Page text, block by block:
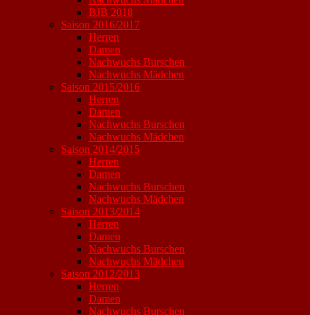
BJB 2018
Saison 2016/2017
Herren
Damen
Nachwuchs Burschen
Nachwuchs Mädchen
Saison 2015/2016
Herren
Damen
Nachwuchs Burschen
Nachwuchs Mädchen
Saison 2014/2015
Herren
Damen
Nachwuchs Burschen
Nachwuchs Mädchen
Saison 2013/2014
Herren
Damen
Nachwuchs Burschen
Nachwuchs Mädchen
Saison 2012/2013
Herren
Damen
Nachwuchs Burschen